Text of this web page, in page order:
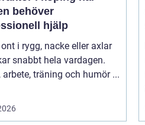
behöver
hjälp
i rygg, nacke eller axlar
snabbt hela vardagen.
arbete, träning och humör ...